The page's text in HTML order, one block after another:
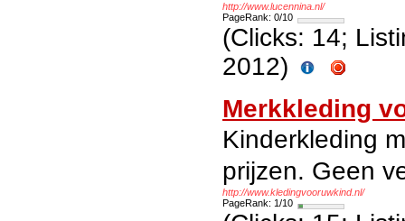
http://www.lucennina.nl/
PageRank: 0/10
(Clicks: 14;
2012)
Merkkleding
Kinderkleding
prijzen. Geen
http://www.kledingvooruwkind.nl/
PageRank: 1/10